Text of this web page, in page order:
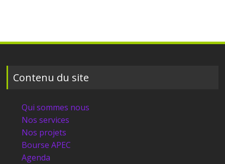
Contenu du site
Qui sommes nous
Nos services
Nos projets
Bourse APEC
Agenda